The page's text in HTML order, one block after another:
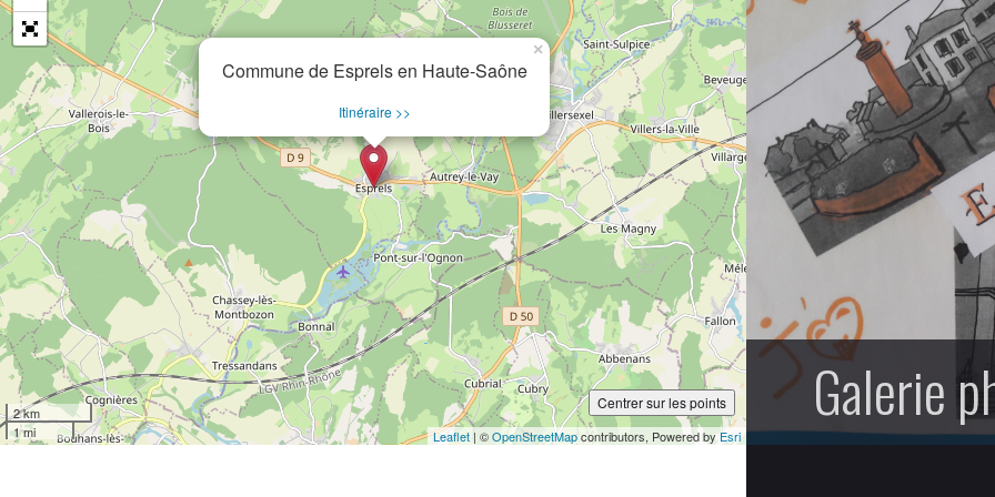
Commune de Esprels en Haute-Saône
Itinéraire >>
×
2 km
1 mi
Centrer sur les points
Leaflet | ©OpenStreetMapcontributors, Powered by Esri
Galerie